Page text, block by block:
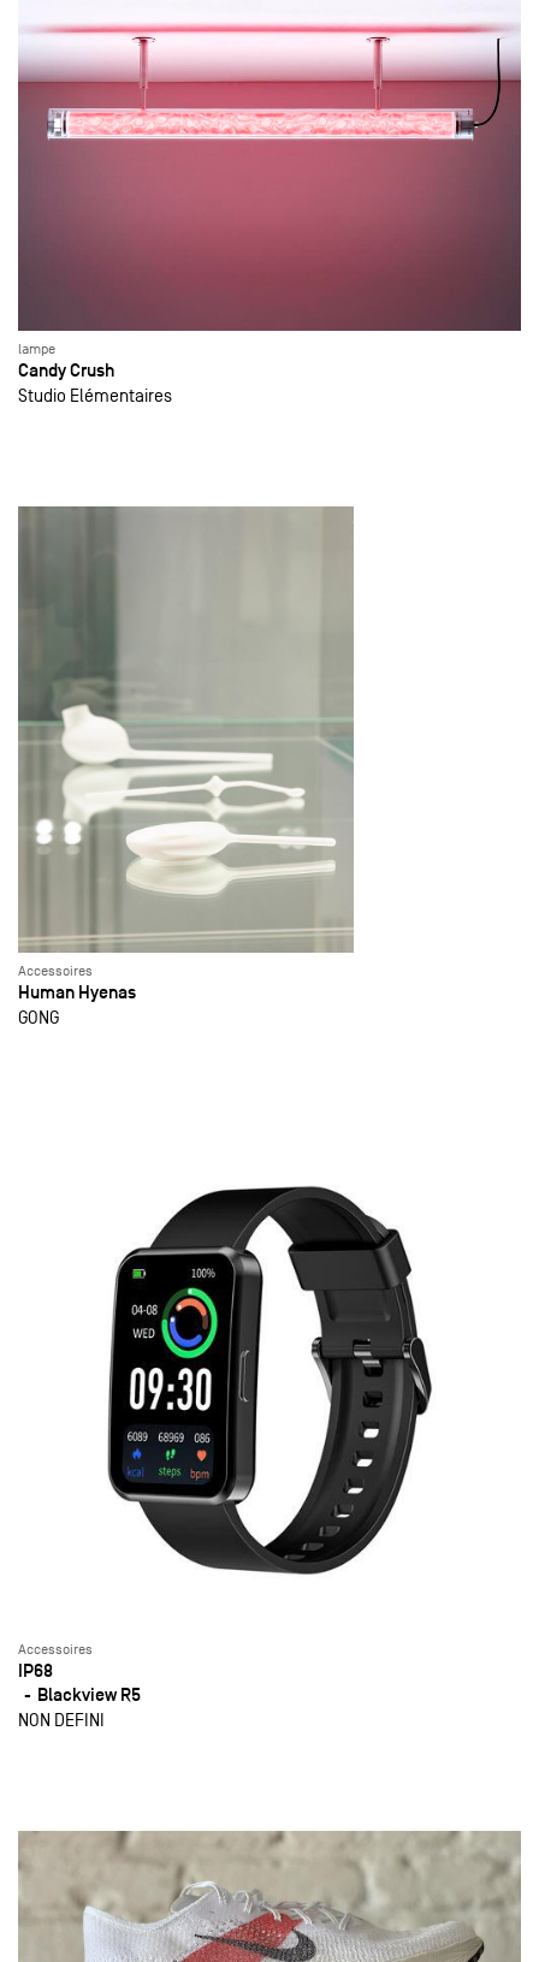
lampe
Candy Crush
Studio Elémentaires
Accessoires
Human Hyenas
GONG
Accessoires
IP68
Blackview R5
NON DEFINI